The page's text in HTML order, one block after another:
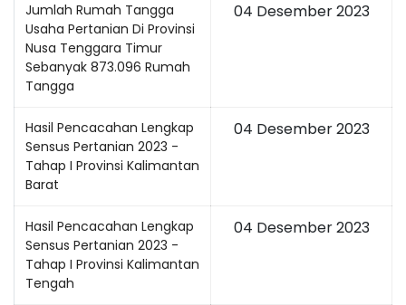
Jumlah Rumah Tangga
Usaha Pertanian Di Provinsi
Nusa Tenggara Timur
Sebanyak 873.096 Rumah
Tangga
04 Desember 2023
Hasil Pencacahan Lengkap
Sensus Pertanian 2023 -
Tahap I Provinsi Kalimantan
Barat
04 Desember 2023
Hasil Pencacahan Lengkap
Sensus Pertanian 2023 -
Tahap I Provinsi Kalimantan
Tengah
04 Desember 2023